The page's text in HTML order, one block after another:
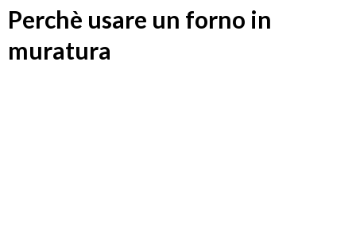
Perchè usare un forno in
muratura